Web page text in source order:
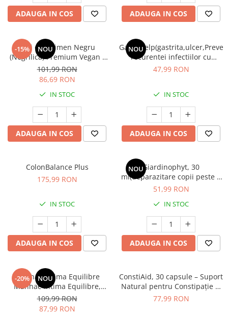
Electroliti
Produse Apicole
Cacao
ADAUGA IN COS ADAUGA IN COS
-15% NOU
Ulei de Chimen Negru
(Negrilica) Premium Vegan -
90 capsule cu proprietati
antioxidante, antiinflamatoare
si antimicrobiene
101,99 RON
86,69 RON
IN STOC
ADAUGA IN COS
NOU
recurentei infectiilor cu
Helicobacter pylori) * 30 cps
47,99 RON
IN STOC
ADAUGA IN COS
ColonBalance Plus
175,99 RON
IN STOC
ADAUGA IN COS
NOUGiardinophyt, 30
ml(deparazitare copii peste 2
ani)
51,99 RON
IN STOC
ADAUGA IN COS
-20% NOU
Manhaé Intima Equilibre
Manhaé Intima Equilibre,
Echilibru Intim, sanatatea
florei intime * 30 cps
109,99 RON
87,99 RON
ConstiAid, 30 capsule – Suport
Natural pentru Constipație și
Tranzit Intestinal Regulat
77,99 RON